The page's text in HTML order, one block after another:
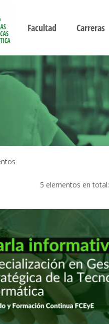
Facultad Carreras
5 elementos en total: